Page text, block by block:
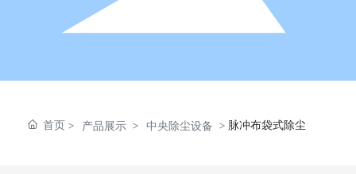
首页 产品展示 中央除尘设备 脉冲布袋式除尘